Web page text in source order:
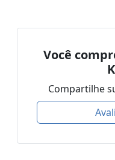
Você
Compartilhe